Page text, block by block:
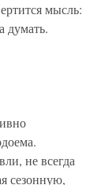
мысль:
думать.
не всегда
сезонную,